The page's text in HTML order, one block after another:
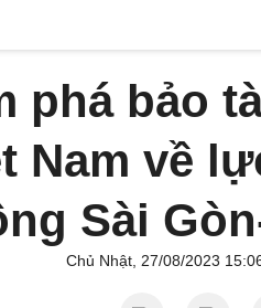
phá bảo
Nam về
Sài
Chủ Nhật, 27/08/2023